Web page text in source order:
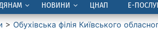
НОВИНИ ЦНАП Е-
> Обухівська філія Київського